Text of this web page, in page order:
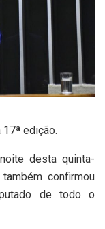
edição.
desta quinta-
confirmou
de todo o